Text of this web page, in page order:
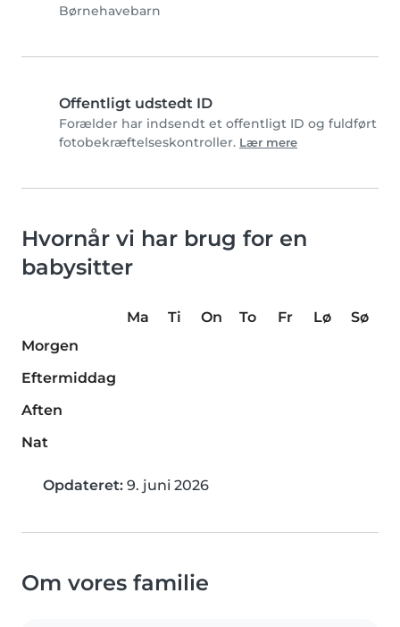
Børnehavebarn
Offentligt udstedt ID
Forælder har indsendt et offentligt ID og fuldført
fotobekræftelseskontroller. Lær mere
Hvornår vi har brug for en
babysitter
Ma Ti On To Fr Lø
Sø
Morgen
Eftermiddag
Aften
Nat
Opdateret: 9. juni 2026
Om vores familie